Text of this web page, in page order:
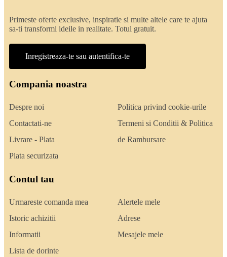
Primeste oferte exclusive, inspiratie si multe altele care te ajuta
sa-ti transformi ideile in realitate. Totul gratuit.
Inregistreaza-te sau autentifica-te
Compania noastra
Despre noi
Contactati-ne
Livrare - Plata
Plata securizata
Politica privind cookie-urile
Termeni si Conditii & Politica
de Rambursare
Contul tau
Urmareste comanda mea
Istoric achizitii
Informatii
Lista de dorinte
Alertele mele
Adrese
Mesajele mele